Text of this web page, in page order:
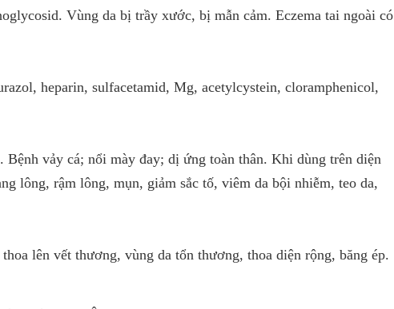
Vùng da bị trầy xước, bị mẫn cảm. Eczema tai ngoài có
heparin, sulfacetamid, Mg, acetylcystein, cloramphenicol,
Bệnh vảy cá; nổi mày đay; dị ứng toàn thân. Khi dùng trên diện
lông, rậm lông, mụn, giảm sắc tố, viêm da bội nhiễm, teo da,
lên vết thương, vùng da tổn thương, thoa diện rộng, băng ép.